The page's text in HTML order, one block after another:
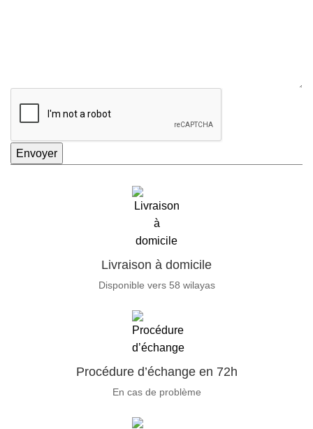
Envoyer
Livraison à domicile
Disponible vers 58 wilayas
Procédure d’échange en 72h
En cas de problème